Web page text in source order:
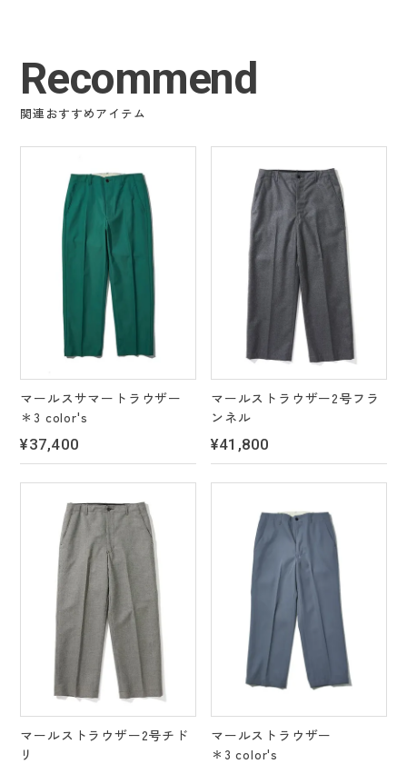
Recommend
関連おすすめアイテム
マールスサマートラウザー
＊3 color's
¥37,400
マールストラウザー2号フラ
ンネル
¥41,800
マールストラウザー2号チド
リ
マールストラウザー
＊3 color's